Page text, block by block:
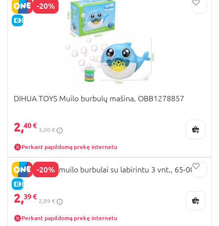
-20%
E-KAINA
DIHUA TOYS Muilo burbulų mašina, OBB1278857
2,40 €
3,00 €
Perkant papildomą prekę internetu
-20%
E-KAINA
BATWHEELS muilo burbulai su labirintu 3 vnt., 65-0008
2,39 €
2,99 €
Perkant papildomą prekę internetu